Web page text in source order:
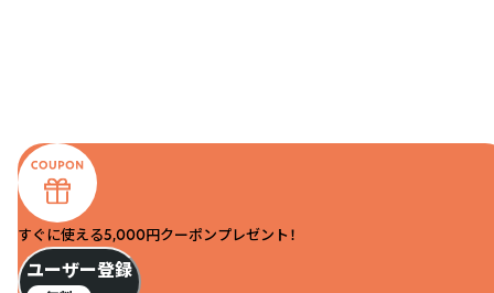
すぐに使える5,000円クーポンプレゼント！
ユーザー登録